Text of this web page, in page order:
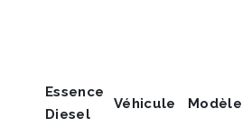
Essence
Diesel
Véhicule Modèle